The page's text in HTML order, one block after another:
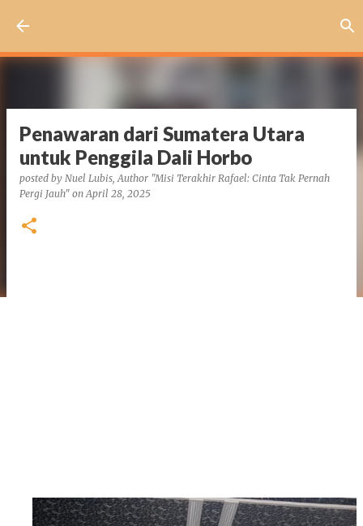
Penawaran dari Sumatera Utara
untuk Penggila Dali Horbo
posted by Nuel Lubis, Author "Misi Terakhir Rafael: Cinta Tak Pernah
Pergi Jauh" onApril 28, 2025